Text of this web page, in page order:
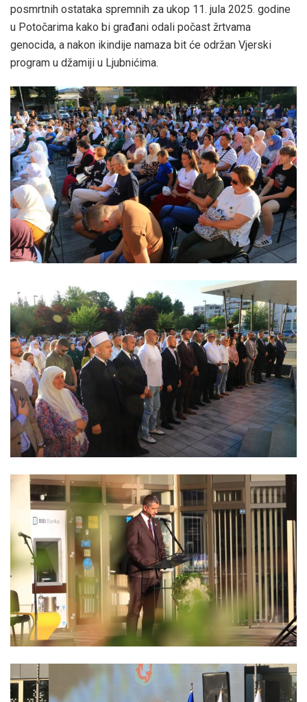
posmrtnih ostataka spremnih za ukop 11. jula 2025. godine
u Potočarima kako bi građani odali počast žrtvama
genocida, a nakon ikindije namaza bit će održan Vjerski
program u džamiji u Ljubnićima.